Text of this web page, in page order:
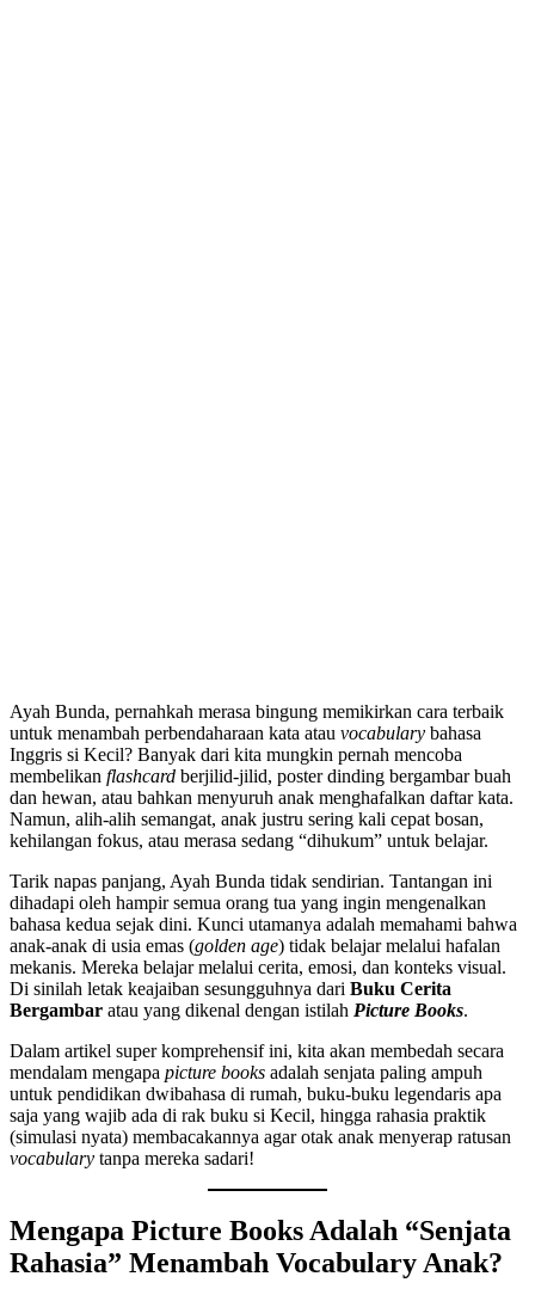
Ayah Bunda, pernahkah merasa bingung memikirkan cara terbaik
untuk menambah perbendaharaan kata atau vocabulary bahasa
Inggris si Kecil? Banyak dari kita mungkin pernah mencoba
membelikan flashcard berjilid-jilid, poster dinding bergambar buah
dan hewan, atau bahkan menyuruh anak menghafalkan daftar kata.
Namun, alih-alih semangat, anak justru sering kali cepat bosan,
kehilangan fokus, atau merasa sedang “dihukum” untuk belajar.
Tarik napas panjang, Ayah Bunda tidak sendirian. Tantangan ini
dihadapi oleh hampir semua orang tua yang ingin mengenalkan
bahasa kedua sejak dini. Kunci utamanya adalah memahami bahwa
anak-anak di usia emas (golden age) tidak belajar melalui hafalan
mekanis. Mereka belajar melalui cerita, emosi, dan konteks visual.
Di sinilah letak keajaiban sesungguhnya dari Buku Cerita
Bergambar atau yang dikenal dengan istilah Picture Books.
Dalam artikel super komprehensif ini, kita akan membedah secara
mendalam mengapa picture books adalah senjata paling ampuh
untuk pendidikan dwibahasa di rumah, buku-buku legendaris apa
saja yang wajib ada di rak buku si Kecil, hingga rahasia praktik
(simulasi nyata) membacakannya agar otak anak menyerap ratusan
vocabulary tanpa mereka sadari!
Mengapa Picture Books Adalah “Senjata
Rahasia” Menambah Vocabulary Anak?